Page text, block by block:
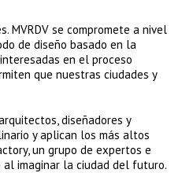
MVRDV se compromete a nivel
de diseño basado en la
en el proceso
que nuestras ciudades y
diseñadores y
y aplican los más altos
un grupo de expertos e
imaginar la ciudad del futuro.